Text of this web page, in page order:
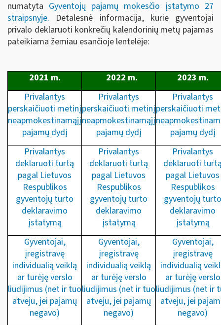
numatyta Gyventojų pajamų mokesčio įstatymo 27
straipsnyje. Detalesnė informacija, kurie gyventojai
privalo deklaruoti konkrečių kalendorinių metų pajamas
pateikiama žemiau esančioje lentelėje:
2021 m. 2022 m.
2023 m.
Privalantys
perskaičiuoti metinį
neapmokestinamąjį
pajamų dydį
Privalantys
perskaičiuoti metinį
neapmokestinamąjį
pajamų dydį
Privalantys
perskaičiuoti
pajamų dydį
Privalantys
deklaruoti turtą
pagal Lietuvos
Respublikos
gyventojų turto
deklaravimo
įstatymą
Privalantys
deklaruoti turtą
pagal Lietuvos
Respublikos
gyventojų turto
deklaravimo
įstatymą
Privalantys
deklaruoti
pagal Lietuvos
Respublikos
gyventojų turto
deklaravimo
įstatymą
Gyventojai,
įregistravę
individualią veiklą
ar turėję verslo
liudijimus (net ir tuo
atveju, jei pajamų
negavo)
Gyventojai,
įregistravę
individualią veiklą
ar turėję verslo
liudijimus (net ir tuo
atveju, jei pajamų
negavo)
Gyventojai,
įregistravę
individualią
ar turėję verslo
liudijimus (net ir
atveju, jei
negavo)